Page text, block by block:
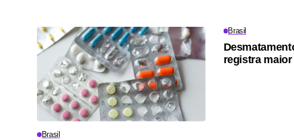
Brasil
Brasil
registra